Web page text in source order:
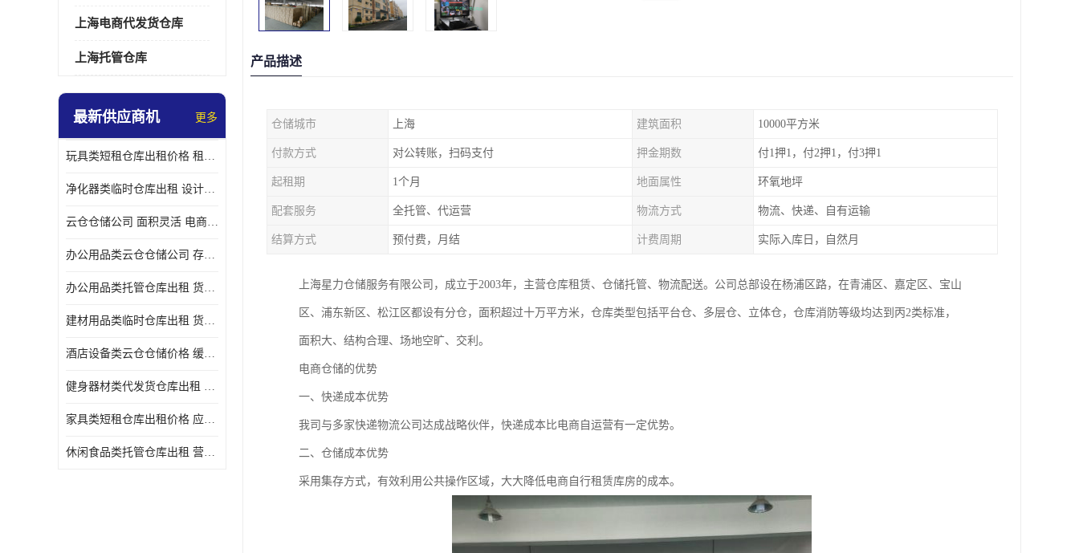
上海电商代发货仓库
上海托管仓库
最新供应商机 更多
玩具类短租仓库出租价格 租期灵活 智能电商配套
净化器类临时仓库出租 设计简单 电商仓储物流战略合作
云仓仓储公司 面积灵活 电商仓储物流战略合作
办公用品类云仓仓储公司 存货周转很快 电商仓储物流战略整合
办公用品类托管仓库出租 货物装卸方便 电商仓储物流战略合作
建材用品类临时仓库出租 货物装卸方便 仓储供应链配套
酒店设备类云仓仓储价格 缓解企业储存压力 智能电商配套
健身器材类代发货仓库出租 租期灵活 新媒体平台配套
家具类短租仓库出租价格 应用广泛 智能电商配套
休闲食品类托管仓库出租 营造良好环境氛围 垂直电商配套
产品描述
仓储城市 上海 建筑面积 10000平方米
付款方式 对公转账，扫码支付 押金期数 付1押1，付2押1，付3押1
起租期 1个月 地面属性 环氧地坪
配套服务 全托管、代运营 物流方式 物流、快递、自有运输
结算方式 预付费，月结 计费周期 实际入库日，自然月
上海星力仓储服务有限公司，成立于2003年，主营仓库租赁、仓储托管、物流配送。公司总部设在杨浦区路，在青浦区、嘉定区、宝山
区、浦东新区、松江区都设有分仓，面积超过十万平方米，仓库类型包括平台仓、多层仓、立体仓，仓库消防等级均达到丙2类标准，
面积大、结构合理、场地空旷、交利。
电商仓储的优势
一、快递成本优势
我司与多家快递物流公司达成战略伙伴，快递成本比电商自运营有一定优势。
二、仓储成本优势
采用集存方式，有效利用公共操作区域，大大降低电商自行租赁库房的成本。